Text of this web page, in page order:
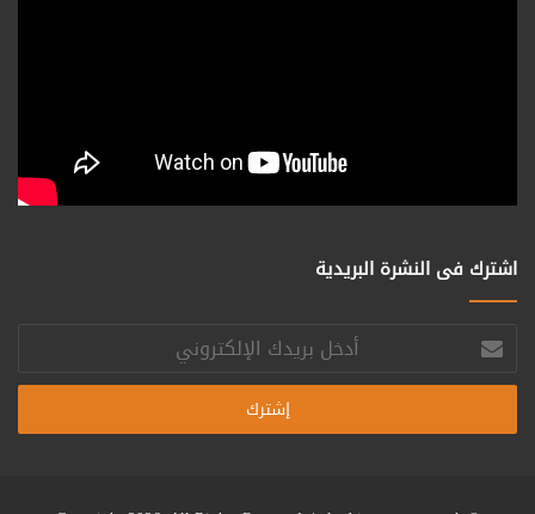
اشترك فى النشرة البريدية
أدخل
بريدك
الإلكتروني